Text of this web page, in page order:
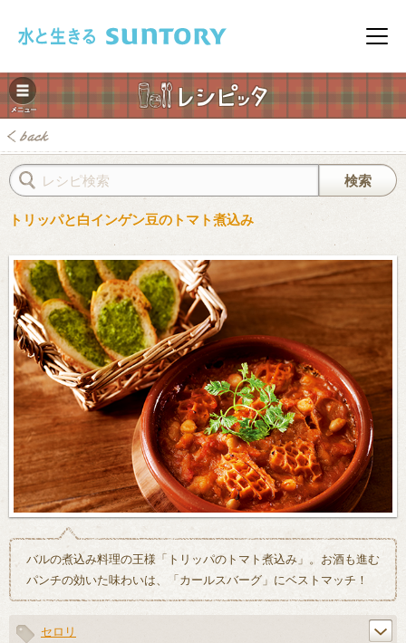
メニ
レシピ
トリッパと白インゲン豆のトマト煮込み
バルの煮込み料理の王様「トリッパのトマト煮込み」。お酒も進む
パンチの効いた味わいは、「カールスバーグ」にベストマッチ！
セロリ